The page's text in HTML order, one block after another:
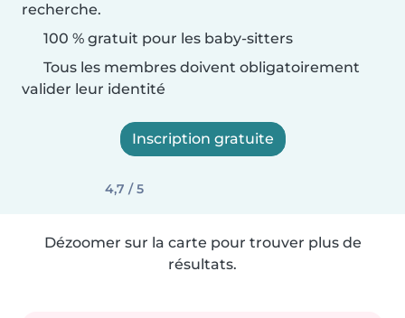
recherche.
100 % gratuit pour les baby-sitters
Tous les membres doivent obligatoirement
valider leur identité
Inscription gratuite
4,7 / 5
Dézoomer sur la carte pour trouver plus de
résultats.